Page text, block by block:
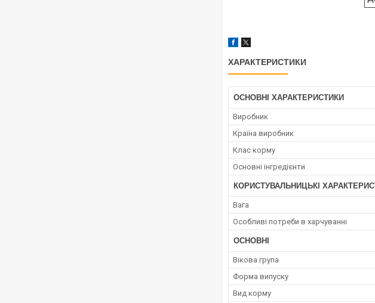
ХАРАКТЕРИСТИКИ
ОСНОВНІ ХАРАКТЕРИСТИКИ
Виробник
Країна виробник
Клас корму
Основні інгредієнти
КОРИСТУВАЛЬНИЦЬКІ
Вага
Особливі потреби в харчуванні
ОСНОВНІ
Вікова група
Форма випуску
Вид корму